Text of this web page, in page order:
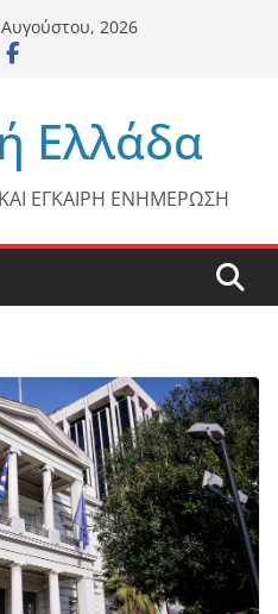
2026
Ελλάδα
ΕΓΚΑΙΡΗ ΕΝΗΜΕΡΩΣΗ